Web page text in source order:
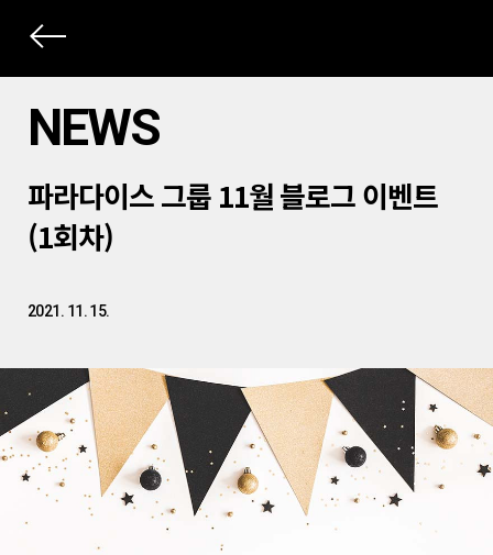
상
NEWS
문
제
목
파라다이스 그룹 11월 블로그 이벤트
(1회차)
2021. 11. 15.
문